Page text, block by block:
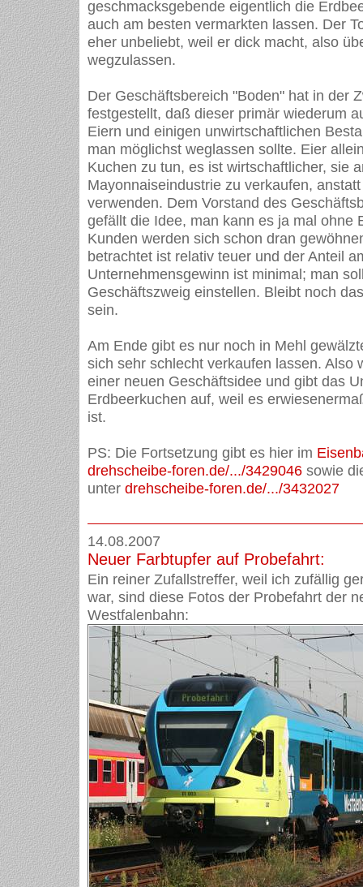
geschmacksgebende eigentlich die
auch am besten vermarkten lassen. Der
eher unbeliebt, weil er dick macht, also
wegzulassen.
Der Geschäftsbereich "Boden" hat in der
festgestellt, daß dieser primär wiederum
Eiern und einigen unwirtschaftlichen
man möglichst weglassen sollte. Eier
Kuchen zu tun, es ist wirtschaftlicher, sie
Mayonnaiseindustrie zu verkaufen,
verwenden. Dem Vorstand des
gefällt die Idee, man kann es ja mal ohne
Kunden werden sich schon dran
betrachtet ist relativ teuer und der Anteil
Unternehmensgewinn ist minimal; man
Geschäftszweig einstellen. Bleibt noch
sein.
Am Ende gibt es nur noch in Mehl
sich sehr schlecht verkaufen lassen. Also
einer neuen Geschäftsidee und gibt das
Erdbeerkuchen auf, weil es
ist.
PS: Die Fortsetzung gibt es hier im
drehscheibe-foren.de/.../3429046 sowie
unter drehscheibe-foren.de/.../3432027
14.08.2007
Neuer Farbtupfer auf Probefahrt:
Ein reiner Zufallstreffer, weil ich zufällig
war, sind diese Fotos der Probefahrt der
Westfalenbahn: